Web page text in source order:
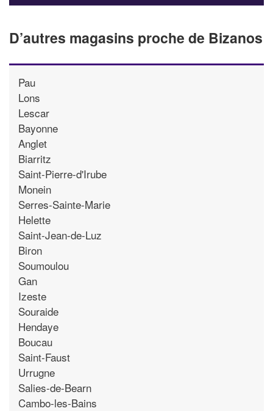
D’autres magasins proche de Bizanos
Pau
Lons
Lescar
Bayonne
Anglet
Biarritz
Saint-Pierre-d'Irube
Monein
Serres-Sainte-Marie
Helette
Saint-Jean-de-Luz
Biron
Soumoulou
Gan
Izeste
Souraide
Hendaye
Boucau
Saint-Faust
Urrugne
Salies-de-Bearn
Cambo-les-Bains